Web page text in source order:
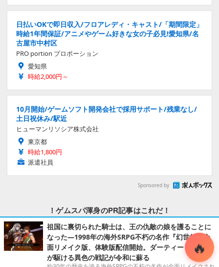
日払いOKで即日収入/フロアレディ・キャスト/「期間限定」
時給1年間保証/アニメやゲーム好きな女の子必見!愛知県/名
古屋市中村区
PRO portion プロポーション
愛知県
時給2,000円～
10月開始/ゲームソフト開発会社で採用サポート/残業なし/
土日祝休み/駅近
ヒューマンリソシア株式会社
東京都
時給1,800円
派遣社員
Sponsored by
！ゲムスパ渾身のPR記事はこれだ！
祖国に裏切られた騎士は、王の仇敵の娘を護ることに
なった―1998年の海外SRPG不朽の名作『幻世録』全
面リメイク版、体験版配信開始。ダーティーヒーロー
が駆ける異色の戦記が令和に蘇る